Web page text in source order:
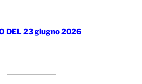
DEL 23 giugno 2026